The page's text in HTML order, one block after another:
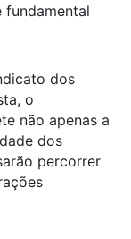
fundamental
dos
o
não apenas a
dos
percorrer